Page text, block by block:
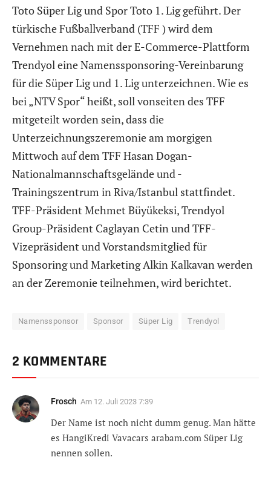
Toto Süper Lig und Spor Toto 1. Lig geführt. Der
türkische Fußballverband (TFF ) wird dem
Vernehmen nach mit der E-Commerce-Plattform
Trendyol eine Namenssponsoring-Vereinbarung
für die Süper Lig und 1. Lig unterzeichnen. Wie es
bei „NTV Spor“ heißt, soll vonseiten des TFF
mitgeteilt worden sein, dass die
Unterzeichnungszeremonie am morgigen
Mittwoch auf dem TFF Hasan Dogan-
Nationalmannschaftsgelände und -
Trainingszentrum in Riva/Istanbul stattfindet.
TFF-Präsident Mehmet Büyükeksi, Trendyol
Group-Präsident Caglayan Cetin und TFF-
Vizepräsident und Vorstandsmitglied für
Sponsoring und Marketing Alkin Kalkavan werden
an der Zeremonie teilnehmen, wird berichtet.
Namenssponsor Sponsor Süper Lig Trendyol
2 KOMMENTARE
Frosch Am 12. Juli 2023 7:39
Der Name ist noch nicht dumm genug. Man hätte
es HangiKredi Vavacars arabam.com Süper Lig
nennen sollen.